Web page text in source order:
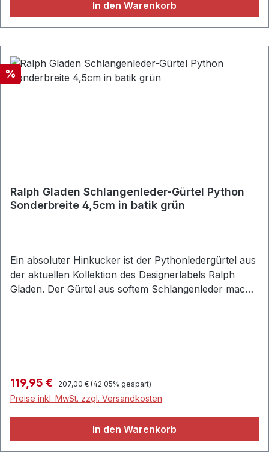
In den Warenkorb
Rabatt
%
Ralph Gladen Schlangenleder-Gürtel Python
Sonderbreite 4,5cm in batik grün
Ein absoluter Hinkucker ist der Pythonledergürtel aus
der aktuellen Kollektion des Designerlabels Ralph
Gladen. Der Gürtel aus softem Schlangenleder macht
Übergängen.Ralph GladenFreizeitgürtel/Casual aus
weichem SchlangenlederBreite: 4,5 cmEckige
Gürtelschließe aus hochwertigem
MetallGürtelschlaufe aus strapazierfähigem
Schlangen-LederHandgefertigt in ItalienMaterial:
100% Schlangen-Lederbatik grün
Verkaufspreis:
119,95 € Regulärer Preis:
207,00 € (42.05% gespart)
Preise inkl. MwSt. zzgl. Versandkosten
In den Warenkorb